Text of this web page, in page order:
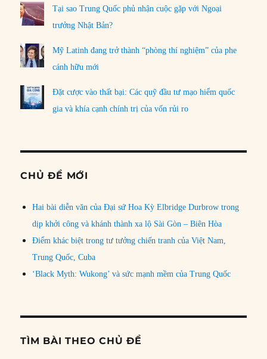
Tại sao Trung Quốc phủ nhận cuộc gặp với Ngoại
trưởng Nhật Bản?
Mỹ Latinh đang trở thành “phòng thí nghiệm” của phe
cánh hữu mới
Đặt cược vào thất bại: Các quỹ đầu tư mạo hiểm quốc
gia và khía cạnh chính trị của vốn rủi ro
CHỦ ĐỀ MỚI
Hai bài diễn văn của Đại sứ Hoa Kỳ Elbridge Durbrow trong
dịp khởi công và khánh thành xa lộ Sài Gòn – Biên Hòa
Điểm khác biệt trong tư tưởng chiến tranh của Việt Nam,
Trung Quốc, Cuba
‘Black Myth: Wukong’ và sức mạnh mềm của Trung Quốc
TÌM BÀI THEO CHỦ ĐỀ